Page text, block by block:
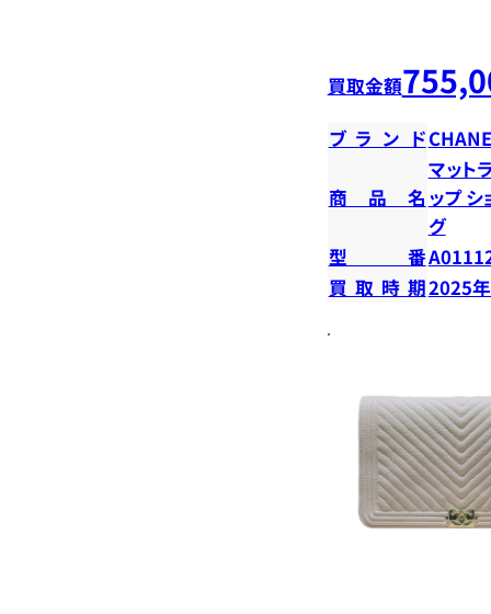
買取金額
ブランド
商品名
マット
ップ シ
グ
型番
買取時期2025